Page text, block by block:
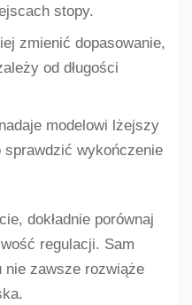
stopy.
zmienić dopasowanie,
od długości
modelowi lżejszy
sprawdzić wykończenie
dokładnie porównaj
regulacji. Sam
nie zawsze rozwiąże